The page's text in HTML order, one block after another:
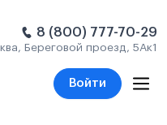
8 (800) 777-70-29
Береговой проезд, 5Ак1
Войти